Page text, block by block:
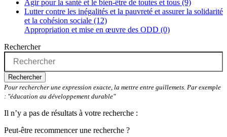
Agir pour la santé et le bien-être de toutes et tous (9)
Lutter contre les inégalités et la pauvreté et assurer la solidarité
et la cohésion sociale (12)
Appropriation et mise en œuvre des ODD (0)
Rechercher
Rechercher
Pour rechercher une expression exacte, la mettre entre guillemets. Par exemple
: "éducation au développement durable"
Il n’y a pas de résultats à votre recherche :
Peut-être recommencer une recherche ?